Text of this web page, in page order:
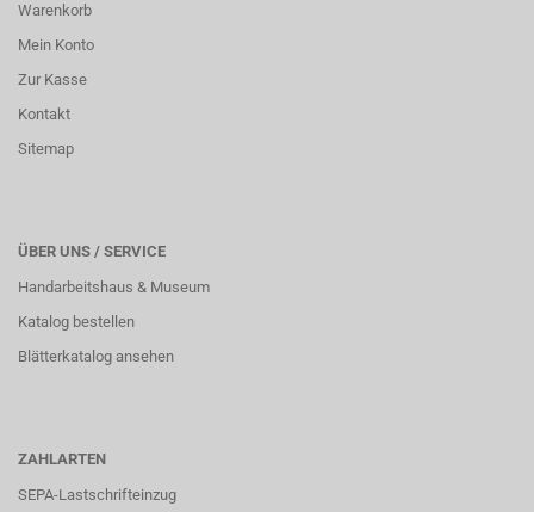
Warenkorb
Mein Konto
Zur Kasse
Kontakt
Sitemap
ÜBER UNS / SERVICE
Handarbeitshaus & Museum
Katalog bestellen
Blätterkatalog ansehen
ZAHLARTEN
SEPA-Lastschrifteinzug